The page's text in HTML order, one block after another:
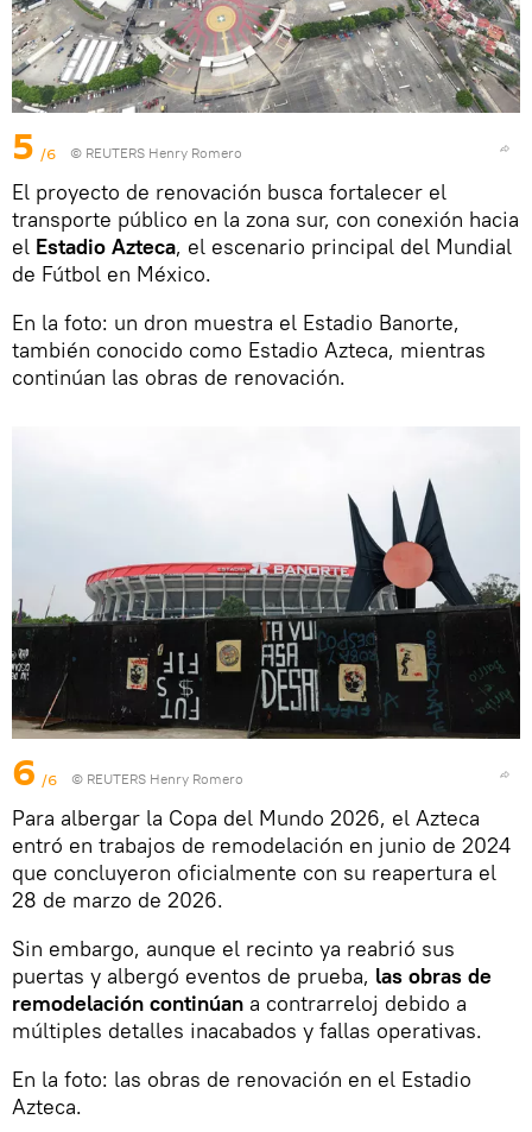
5 /6 © REUTERS Henry Romero
El proyecto de renovación busca fortalecer el
transporte público en la zona sur, con conexión hacia
el Estadio Azteca, el escenario principal del Mundial
de Fútbol en México.
En la foto: un dron muestra el Estadio Banorte,
también conocido como Estadio Azteca, mientras
continúan las obras de renovación.
6 /6 © REUTERS Henry Romero
Para albergar la Copa del Mundo 2026, el Azteca
entró en trabajos de remodelación en junio de 2024
que concluyeron oficialmente con su reapertura el
28 de marzo de 2026.
Sin embargo, aunque el recinto ya reabrió sus
puertas y albergó eventos de prueba, las obras de
remodelación continúan a contrarreloj debido a
múltiples detalles inacabados y fallas operativas.
En la foto: las obras de renovación en el Estadio
Azteca.